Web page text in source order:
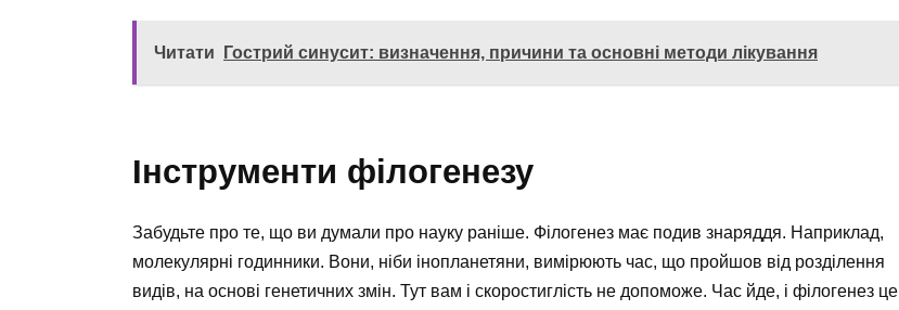
Читати Гострий синусит: визначення, причини та основні методи лікування
Інструменти філогенезу
Забудьте про те, що ви думали про науку раніше. Філогенез має подив знаряддя. Наприклад,
молекулярні годинники. Вони, ніби інопланетяни, вимірюють час, що пройшов від розділення
видів, на основі генетичних змін. Тут вам і скоростиглість не допоможе. Час йде, і філогенез це